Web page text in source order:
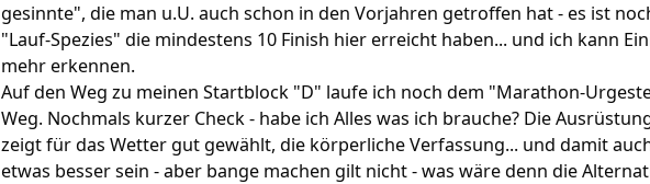
gesinnte", die man u.U. auch schon in den Vorjahren getroffen hat - es ist
"Lauf-Spezies" die mindestens 10 Finish hier erreicht haben... und ich kann
mehr erkennen.
Auf den Weg zu meinen Startblock "D" laufe ich noch dem "Marathon-
Weg. Nochmals kurzer Check - habe ich Alles was ich brauche? Die
zeigt für das Wetter gut gewählt, die körperliche Verfassung... und damit
etwas besser sein - aber bange machen gilt nicht - was wäre denn die